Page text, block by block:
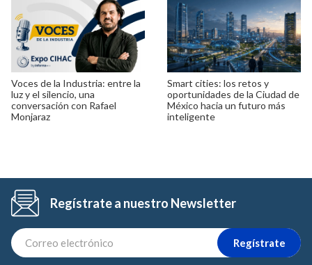
Voces de la Industria: entre la
luz y el silencio, una
conversación con Rafael
Monjaraz
Smart cities: los retos y
oportunidades de la Ciudad de
México hacia un futuro más
inteligente
Regístrate a nuestro Newsletter
Regístrate